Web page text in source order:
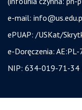
e-mail:
ePUAP: /USKat/
e-Doręczenia:
NIP: 634-019-71-34